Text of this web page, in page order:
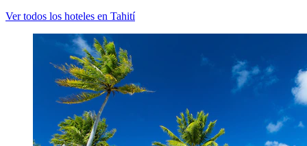
Ver todos los hoteles en Tahití